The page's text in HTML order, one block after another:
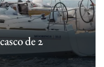
de 2